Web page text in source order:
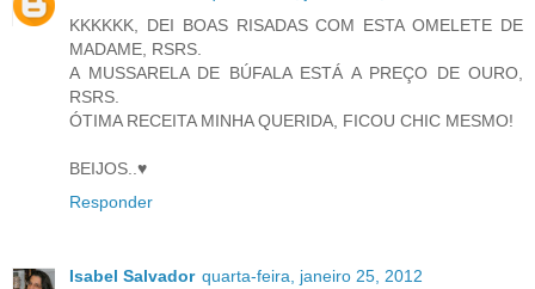
KKKKKK, DEI BOAS RISADAS COM ESTA OMELETE DE
MADAME, RSRS.
A MUSSARELA DE BÚFALA ESTÁ A PREÇO DE OURO,
RSRS.
ÓTIMA RECEITA MINHA QUERIDA, FICOU CHIC MESMO!
BEIJOS..♥
Responder
Isabel Salvador quarta-feira, janeiro 25, 2012